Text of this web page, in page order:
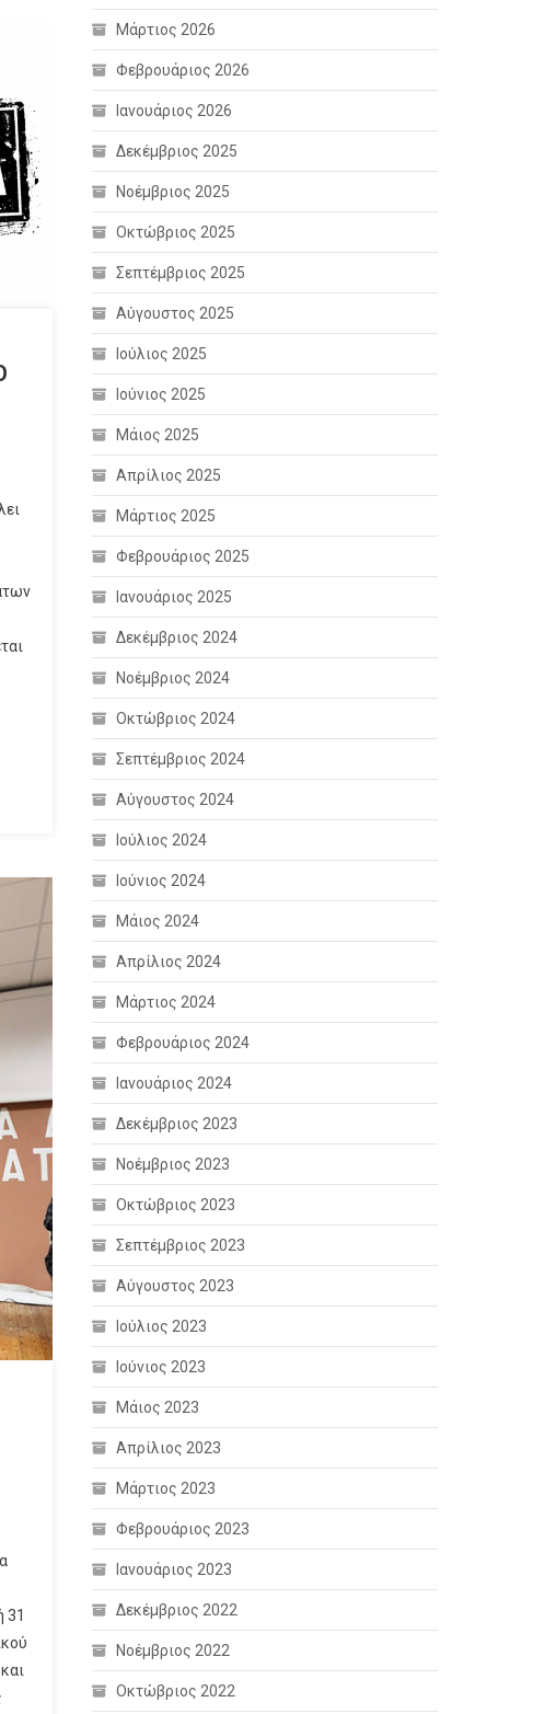
31
Μάρτιος 2026
Φεβρουάριος 2026
Ιανουάριος 2026
Δεκέμβριος 2025
Νοέμβριος 2025
Οκτώβριος 2025
Σεπτέμβριος 2025
Αύγουστος 2025
Ιούλιος 2025
Ιούνιος 2025
Μάιος 2025
Απρίλιος 2025
Μάρτιος 2025
Φεβρουάριος 2025
Ιανουάριος 2025
Δεκέμβριος 2024
Νοέμβριος 2024
Οκτώβριος 2024
Σεπτέμβριος 2024
Αύγουστος 2024
Ιούλιος 2024
Ιούνιος 2024
Μάιος 2024
Απρίλιος 2024
Μάρτιος 2024
Φεβρουάριος 2024
Ιανουάριος 2024
Δεκέμβριος 2023
Νοέμβριος 2023
Οκτώβριος 2023
Σεπτέμβριος 2023
Αύγουστος 2023
Ιούλιος 2023
Ιούνιος 2023
Μάιος 2023
Απρίλιος 2023
Μάρτιος 2023
Φεβρουάριος 2023
Ιανουάριος 2023
Δεκέμβριος 2022
Νοέμβριος 2022
Οκτώβριος 2022